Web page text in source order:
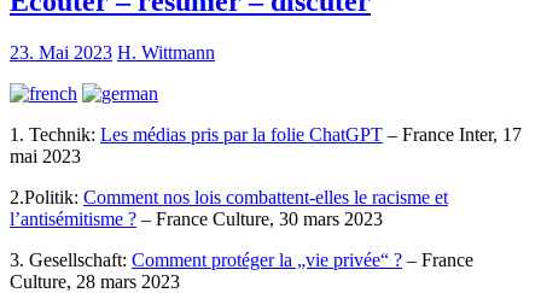
23. Mai 2023 H. Wittmann
1. Technik: Les médias pris par la folie ChatGPT – France Inter, 17
mai 2023
2.Politik: Comment nos lois combattent-elles le racisme et
l’antisémitisme ? – France Culture, 30 mars 2023
3. Gesellschaft: Comment protéger la „vie privée“ ? – France
Culture, 28 mars 2023